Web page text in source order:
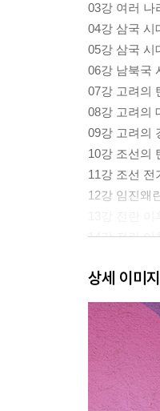
03강 여러 나
04강 삼국 시
05강 삼국 시
06강 남북국
07강 고려의
08강 고려의
09강 고려의
10강 조선의
11강 조선 전
12강 임진왜
14강 전란 이
16강 흥선 대
17강 임오군
18강 국권 피
19강 일제의
20강 일제 강
21강 광복
22강 민주주
상세 이미지